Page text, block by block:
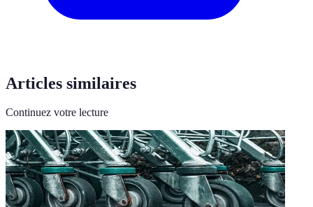
Articles similaires
Continuez votre lecture